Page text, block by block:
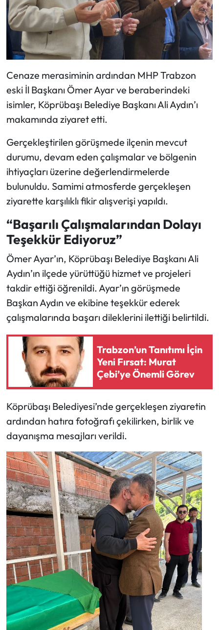
Cenaze merasiminin ardından MHP Trabzon
eski İl Başkanı Ömer Ayar ve beraberindeki
isimler, Köprübaşı Belediye Başkanı Ali Aydın’ı
makamında ziyaret etti.
Gerçekleştirilen görüşmede ilçenin mevcut
durumu, devam eden çalışmalar ve bölgenin
ihtiyaçları üzerine değerlendirmelerde
bulunuldu. Samimi atmosferde gerçekleşen
ziyarette karşılıklı fikir alışverişi yapıldı.
“Başarılı Çalışmalarından Dolayı
Teşekkür Ediyoruz”
Ömer Ayar’ın, Köprübaşı Belediye Başkanı Ali
Aydın’ın ilçede yürüttüğü hizmet ve projeleri
takdir ettiği öğrenildi. Ayar’ın görüşmede
Başkan Aydın ve ekibine teşekkür ederek
çalışmalarında başarı dileklerini ilettiği belirtildi.
Trabzon’un Tanıtımı İçin
Yeni Fırsat: Murat
Çebi’ye Önemli Görev
Köprübaşı Belediyesi’nde gerçekleşen ziyaretin
ardından hatıra fotoğrafı çekilirken, birlik ve
dayanışma mesajları verildi.